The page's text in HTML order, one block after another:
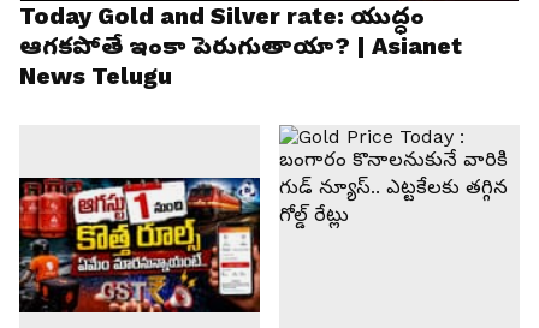
Today Gold and Silver rate: యుద్ధం
ఆగకపోతే ఇంకా పెరుగుతాయా? | Asianet
News Telugu